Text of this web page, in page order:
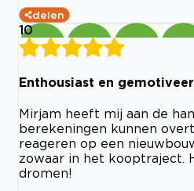
delen
10
Enthousiast en
Mirjam heeft mij aan de
berekeningen kunnen
reageren op een
zowaar in het kooptraject.
dromen!